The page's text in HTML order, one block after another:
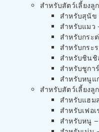
สำหรับสัตว์เลี้ยงลู
สำหรับสุนัข
สำหรับแมว
สำหรับกระ
สำหรับกระ
สำหรับชินชิ
สำหรับชูกา
สำหรับหนูแ
สำหรับสัตว์เลี้ยงลู
สำหรับแฮม
สำหรับเฟอ
สำหรับหนู –